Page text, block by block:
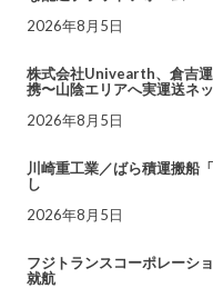
2026年8月5日
株式会社Univearth、倉吉
携〜山陰エリアへ実運送ネ
2026年8月5日
川崎重工業／ばら積運搬船
し
2026年8月5日
フジトランスコーポレーシ
就航